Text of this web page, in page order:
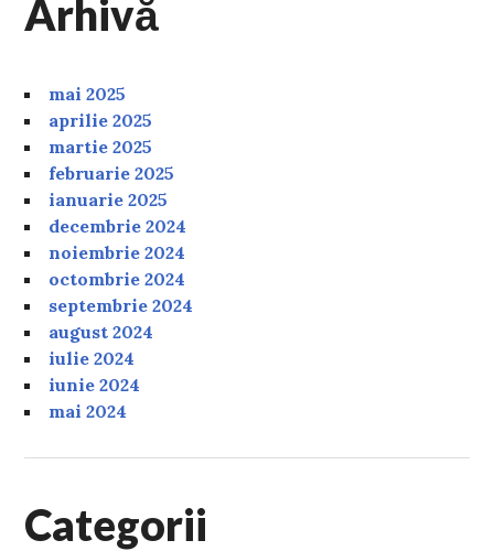
Arhivă
mai 2025
aprilie 2025
martie 2025
februarie 2025
ianuarie 2025
decembrie 2024
noiembrie 2024
octombrie 2024
septembrie 2024
august 2024
iulie 2024
iunie 2024
mai 2024
Categorii